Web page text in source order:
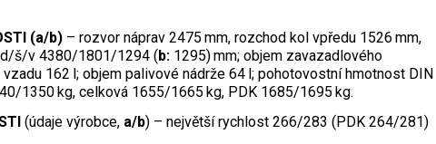
(a/b) – rozvor náprav 2475 mm, rozchod kol vpředu 1526 mm,
š/v 4380/1801/1294 ( b:1295) mm; objem zavazadlového
162 l; objem palivové nádrže 64 l; pohotovostní hmotnost DIN
1350 kg, celková 1655/1665 kg, PDK 1685/1695 kg.
(údaje výrobce, a/b) – největší rychlost 266/283 (PDK 264/281)